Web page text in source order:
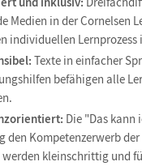
Medien in der Cornelsen
individuellen Lernprozess
Texte in einfacher
befähigen alle
Die "Das kann
den Kompetenzerwerb
werden kleinschrittig und